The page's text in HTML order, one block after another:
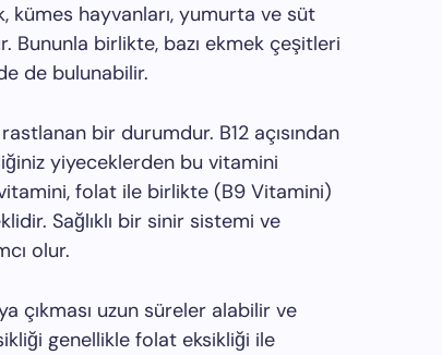
kümes hayvanları, yumurta ve süt
Bununla birlikte, bazı ekmek çeşitleri
de bulunabilir.
bir durumdur. B12 açısından
yiyeceklerden bu vitamini
folat ile birlikte (B9 Vitamini)
Sağlıklı bir sinir sistemi ve
olur.
çıkması uzun süreler alabilir ve
genellikle folat eksikliği ile